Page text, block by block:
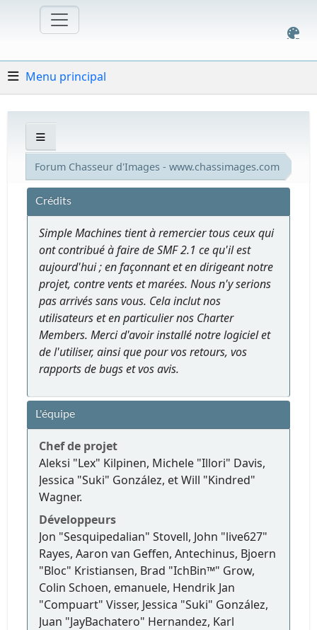
Menu principal
Forum Chasseur d'Images - www.chassimages.com
Crédits
Simple Machines tient à remercier tous ceux qui
ont contribué à faire de SMF 2.1 ce qu'il est
aujourd'hui ; en façonnant et en dirigeant notre
projet, contre vents et marées. Nous n'y serions
pas arrivés sans vous. Cela inclut nos
utilisateurs et en particulier nos Charter
Members. Merci d'avoir installé notre logiciel et
de l'utiliser, ainsi que pour vos retours, vos
rapports de bugs et vos avis.
L'équipe
Chef de projet
Aleksi "Lex" Kilpinen, Michele "Illori" Davis,
Jessica "Suki" González, et Will "Kindred"
Wagner.
Développeurs
Jon "Sesquipedalian" Stovell, John "live627"
Rayes, Aaron van Geffen, Antechinus, Bjoern
"Bloc" Kristiansen, Brad "IchBin™" Grow,
Colin Schoen, emanuele, Hendrik Jan
"Compuart" Visser, Jessica "Suki" González,
Juan "JayBachatero" Hernandez, Karl